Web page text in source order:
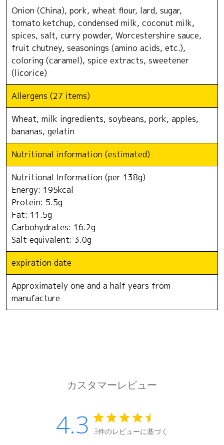
Onion (China), pork, wheat flour, lard, sugar,
tomato ketchup, condensed milk, coconut milk,
spices, salt, curry powder, Worcestershire sauce,
fruit chutney, seasonings (amino acids, etc.),
coloring (caramel), spice extracts, sweetener
(licorice)
Allergens (27 items)
Wheat, milk ingredients, soybeans, pork, apples,
bananas, gelatin
Nutritional information (estimated)
Nutritional Information (per 138g)
Energy: 195kcal
Protein: 5.5g
Fat: 11.5g
Carbohydrates: 16.2g
Salt equivalent: 3.0g
expiration date
Approximately one and a half years from
manufacture
カスタマーレビュー
4.3 3件のレビューに基づく